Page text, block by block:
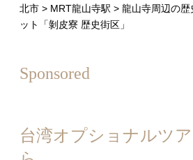
北市 > MRT龍山寺駅 > 龍山寺周辺の歴
ット「剝皮寮 歴史街区」
Sponsored
台湾オプショナルツ